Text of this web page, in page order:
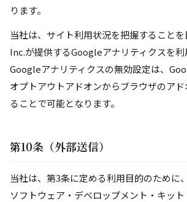
ります。
当社は、サイト利用状況を把握すること
Inc.が提供するGoogleアナリティクスを利
Googleアナリティクスの無効設定は、
オプトアウトアドオンからブラウザのア
ることで可能となります。
第10条（外部送信）
当社は、第3条に定める利用目的のために
ソフトウェア・デベロップメント・キッ